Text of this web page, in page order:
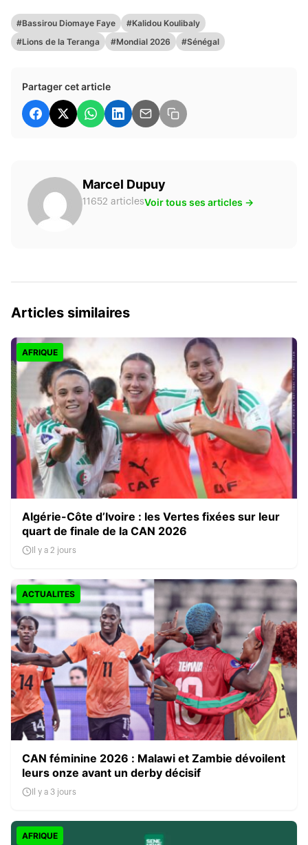
#Bassirou Diomaye Faye
#Kalidou Koulibaly
#Lions de la Teranga
#Mondial 2026 #Sénégal
Partager cet article
Marcel Dupuy
11652 articlesVoir tous ses articles →
Articles similaires
AFRIQUE
Algérie-Côte d’Ivoire : les Vertes fixées sur leur
quart de finale de la CAN 2026
Il y a 2 jours
ACTUALITES
CAN féminine 2026 : Malawi et Zambie dévoilent
leurs onze avant un derby décisif
Il y a 3 jours
AFRIQUE